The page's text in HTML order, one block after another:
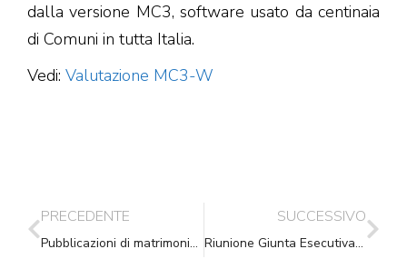
dalla versione MC3, software usato da centinaia
di Comuni in tutta Italia.
Vedi: Valutazione MC3-W
PRECEDENTE
Pubblicazioni di matrimonio e affissioni relative alle istanze di modifica del nome o del cognome
SUCCESSIVO
Riunione Giunta Esecutiva del 1.06.2011